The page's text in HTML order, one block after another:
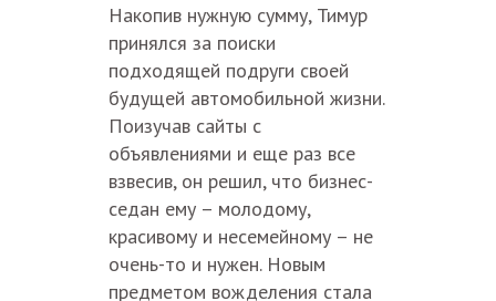
Накопив нужную сумму, Тимур
принялся за поиски
подходящей подруги своей
будущей автомобильной жизни.
Поизучав сайты с
объявлениями и еще раз все
взвесив, он решил, что бизнес-
седан ему – молодому,
красивому и несемейному – не
очень-то и нужен. Новым
предметом вожделения стала